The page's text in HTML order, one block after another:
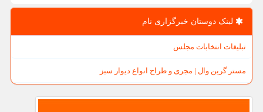
لینک دوستان خبرگزاری نام
تبلیغات انتخابات مجلس
مستر گرین وال | مجری و طراح انواع دیوار سبز